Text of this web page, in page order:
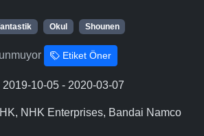
Okul Shounen
Etiket Öner
2019-10-05 - 2020-03-07
NHK Enterprises, Bandai Namco